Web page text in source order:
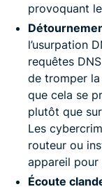
provoquant
l’usurpation
requêtes
de tromper
que cela se
plutôt que
Les
routeur ou
appareil pour
Écoute